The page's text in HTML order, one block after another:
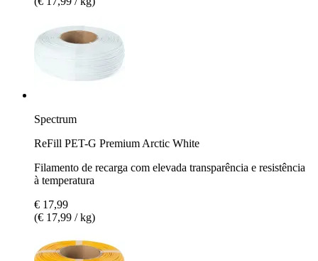
Spectrum
ReFill PET-G Premium Arctic White
Filamento de recarga com elevada transparência e resistência
à temperatura
€ 17,99
(€ 17,99 / kg)